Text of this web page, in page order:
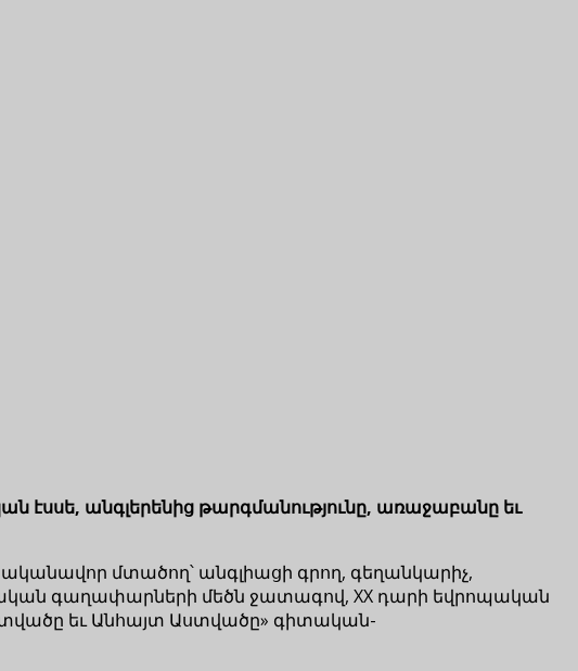
անգլերենից թարգմանությունը, առաջաբանը եւ
մտածող՝ անգլիացի գրող, գեղանկարիչ,
գաղափարների մեծն ջատագով, XX դարի եվրոպական
եւ Անհայտ Աստվածը» գիտական-